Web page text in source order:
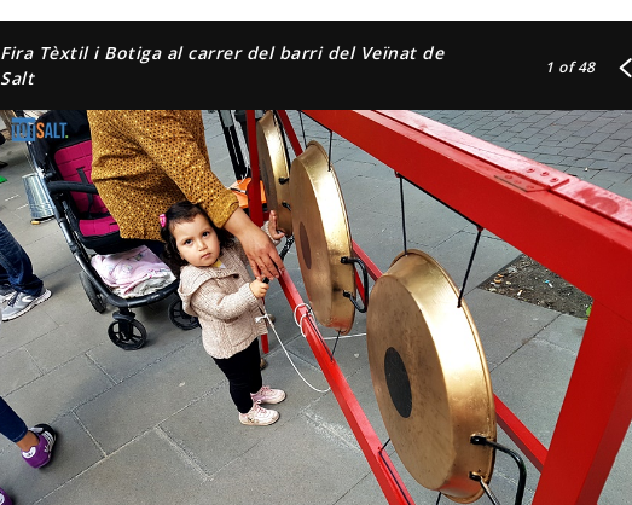
Fira Tèxtil i Botiga al carrer del barri del Veïnat de
Salt
1 of 48